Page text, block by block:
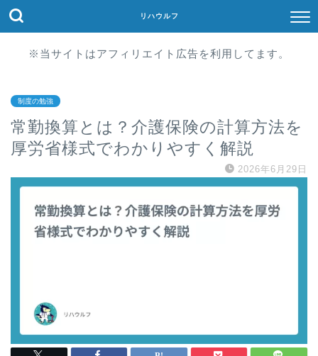
リハウルフ
※当サイトはアフィリエイト広告を利用してます。
制度の勉強
常勤換算とは？介護保険の計算方法を
厚労省様式でわかりやすく解説
2026年6月29日